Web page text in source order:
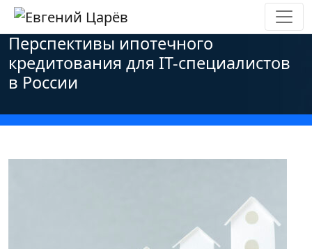
Главная»Новости»Основные новости
Перспективы ипотечного
кредитования для IT-специалистов
в России